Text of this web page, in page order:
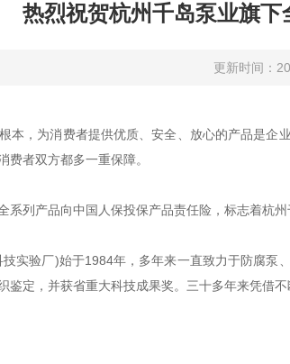
热烈祝贺杭州千岛泵业旗下
更新时间：
，为消费者提供优质、安全、放心的产品是企
费者双方都多一重保障。
列产品向中国人保投保产品责任险，标志着杭州
验厂)始于1984年，多年来一直致力于防腐泵
鉴定，并获省重大科技成果奖。三十多年来凭借